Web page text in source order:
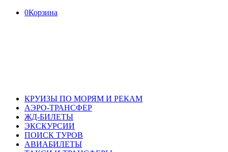
0Корзина
КРУИЗЫ ПО МОРЯМ И РЕКАМ
АЭРО-ТРАНСФЕР
ЖД-БИЛЕТЫ
ЭКСКУРСИИ
ПОИСК ТУРОВ
АВИАБИЛЕТЫ